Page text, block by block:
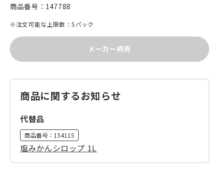
商品番号： 147788
※注文可能な上限数：5パック
メーカー終売
商品に関するお知らせ
代替品
商品番号： 154115
塩みかんシロップ 1L